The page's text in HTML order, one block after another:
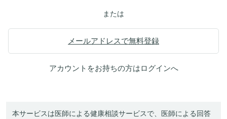
または
メールアドレスで無料登録
アカウントをお持ちの方はログインへ
本サービスは医師による健康相談サービスで、医師による回答